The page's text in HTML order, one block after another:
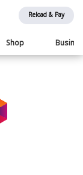
Reload & Pay
Shop